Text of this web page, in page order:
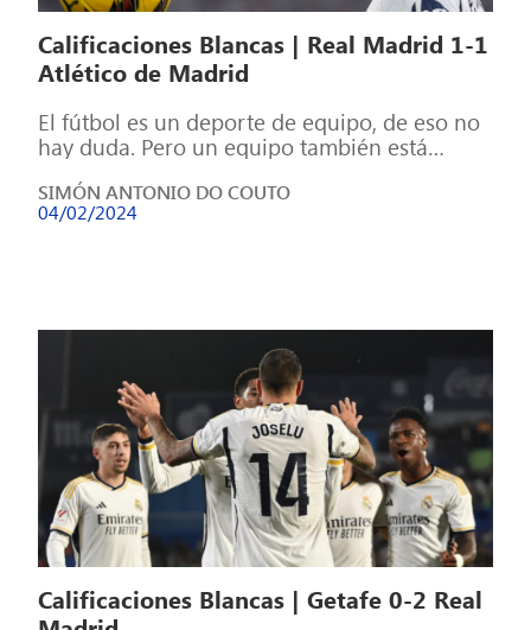
Calificaciones Blancas | Real Madrid 1-1
Atlético de Madrid
El fútbol es un deporte de equipo, de eso no
hay duda. Pero un equipo también está
SIMÓN ANTONIO DO COUTO
04/02/2024
Calificaciones Blancas | Getafe 0-2 Real